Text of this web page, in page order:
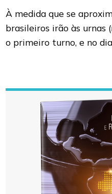
À medida que se
brasileiros irão às urnas
o primeiro turno, e no